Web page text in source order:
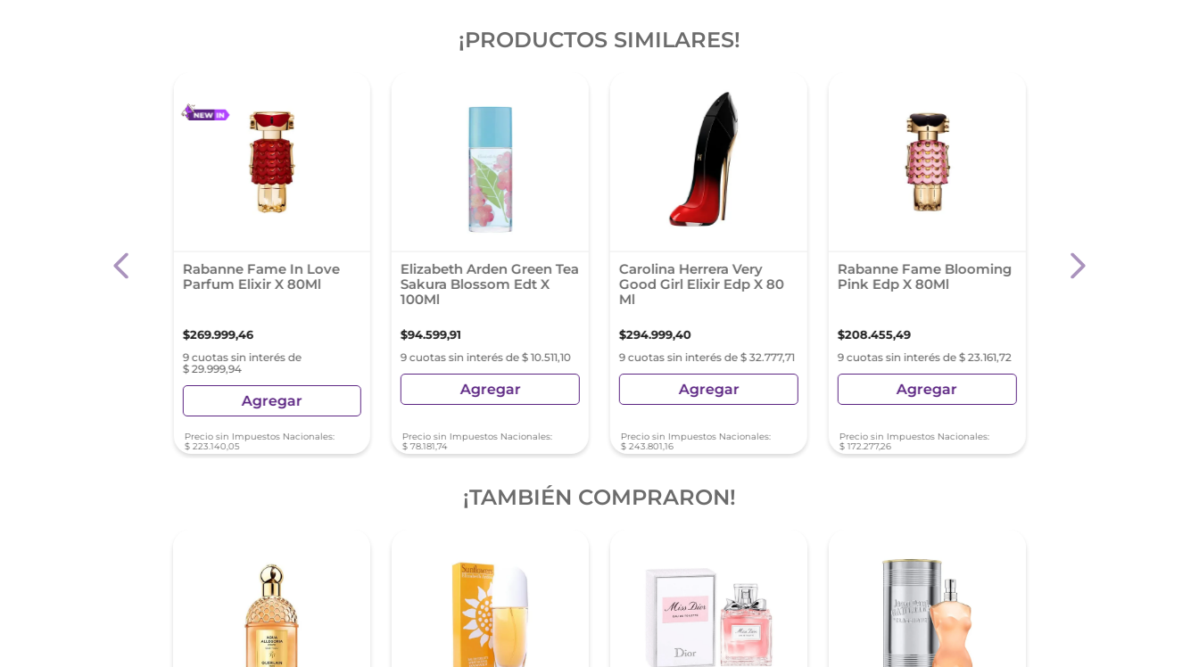
¡PRODUCTOS SIMILARES!
Aqua Fem Edt X
Rabanne Fame In Love
Parfum Elixir X 80Ml
$269.999,46
9 cuotas sin interés de
$ 29.999,94
Agregar
Precio sin Impuestos Nacionales:
$ 223.140,05
Elizabeth Arden Green Tea
Sakura Blossom Edt X
100Ml
$94.599,91
9 cuotas sin interés de $ 10.511,10
Agregar
Precio sin Impuestos Nacionales:
$ 78.181,74
Carolina Herrera Very
Good Girl Elixir Edp X 80
Ml
$294.999,40
9 cuotas sin interés de $ 32.777,71
Agregar
Precio sin Impuestos Nacionales:
$ 243.801,16
Rabanne Fame Blooming
Pink Edp X 80Ml
$208.455,49
9 cuotas sin interés de $ 23.161,72
Agregar
Precio sin Impuestos Nacionales:
$ 172.277,26
Kenzo Flower L
Fem X 50 Ml Edp
¡TAMBIÉN COMPRARON!